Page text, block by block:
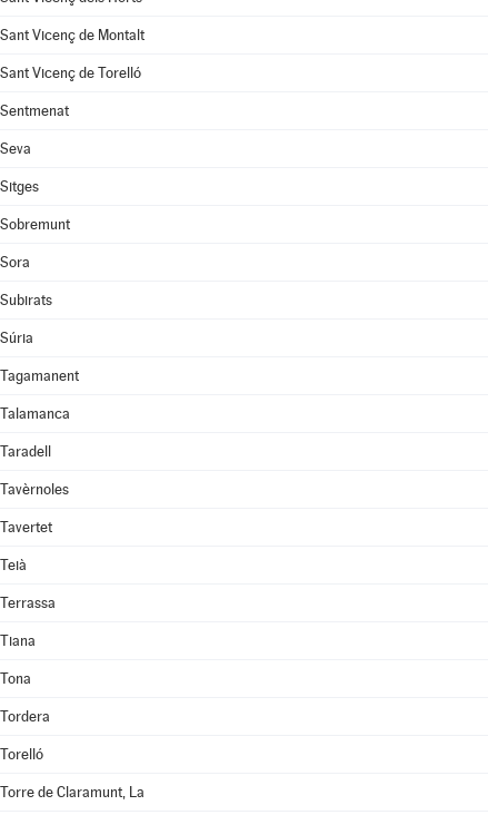
Sant Vicenç de Montalt
Sant Vicenç de Torelló
Sentmenat
Seva
Sitges
Sobremunt
Sora
Subirats
Súria
Tagamanent
Talamanca
Taradell
Tavèrnoles
Tavertet
Teià
Terrassa
Tiana
Tona
Tordera
Torelló
Torre de Claramunt, La